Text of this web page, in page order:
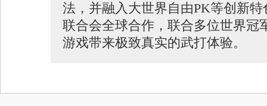
法，并融入大世界自由PK等创新
联合会全球合作，联合多位世界冠
游戏带来极致真实的武打体验。